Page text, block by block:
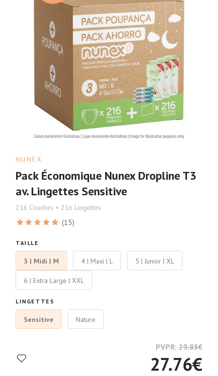
NUNEX
Pack Économique Nunex Dropline T3
av. Lingettes Sensitive
216 Couches + 216 Lingettes
(15)
TAILLE
3 | Midi | M 4 | Maxi | L 5 | Junior | XL
6 | Extra Large | XXL
LINGETTES
Sensitive Nature
PVPR: 29.85€
27.76€